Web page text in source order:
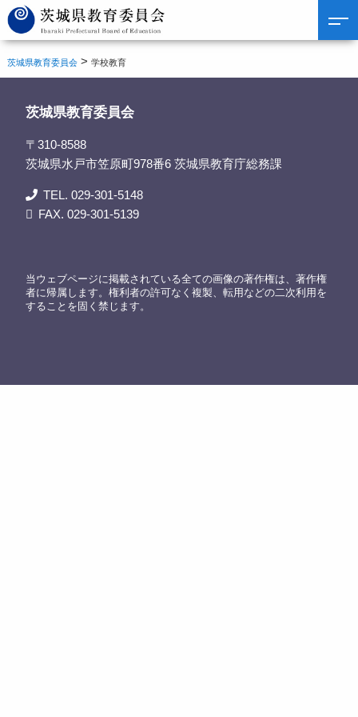
茨城県教育委員会 >学校教育
茨城県教育委員会
〒310-8588
茨城県水戸市笠原町978番6 茨城県教育庁総務課
TEL. 029-301-5148
FAX. 029-301-5139
当ウェブページに掲載されている全ての画像の著作権は、著作権
者に帰属します。権利者の許可なく複製、転用などの二次利用を
することを固く禁じます。